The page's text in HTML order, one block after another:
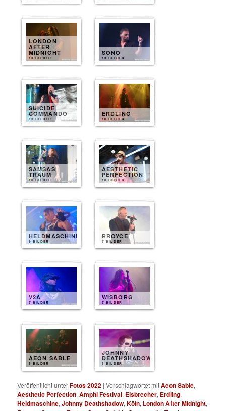
LONDON
AFTER
MIDNIGHT
13 BILDER
SONO
13 BILDER
SUICIDE
COMMANDO
13 BILDER
ERDLING
10 BILDER
SAMSAS
TRAUM
10 BILDER
AESTHETIC
PERFECTION
10 BILDER
HELDMASCHINE
9 BILDER
RROYCE
7 BILDER
V2A
7 BILDER
WISBORG
7 BILDER
AEON SABLE
6 BILDER
JOHNNY
DEATHSHADOW
6 BILDER
Veröffentlicht unterFotos 2022 |Verschlagwortet mitAeon Sable,
Aesthetic Perfection,Amphi Festival, Eisbrecher, Erdling,
Heldmaschine,Johnny Deathshadow,Köln, London After Midnight,